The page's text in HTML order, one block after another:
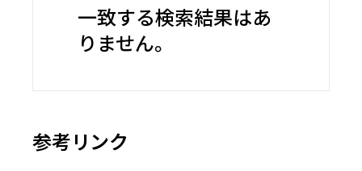
一致する検索結果はあ
りません。
参考リンク